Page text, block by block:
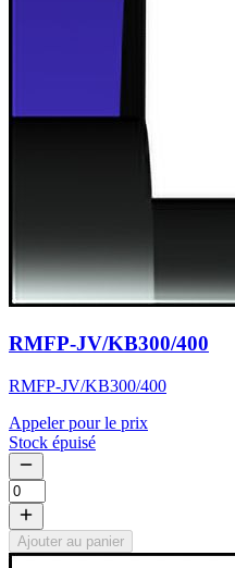
RMFP-JV/KB300/400
RMFP-JV/KB300/400
Appeler pour le prix
Stock épuisé
Ajouter au panier